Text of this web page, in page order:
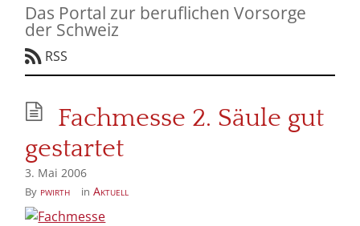
Das Portal zur beruflichen Vorsorge
der Schweiz
RSS
Fachmesse 2. Säule gut
gestartet
3. Mai 2006
By pwirth in Aktuell